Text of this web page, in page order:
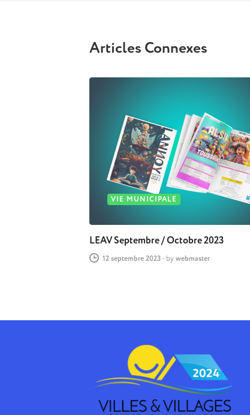
Articles Connexes
VIE MUNICIPALE
LEAV Septembre / Octobre 2023
12 septembre 2023 - bywebmaster